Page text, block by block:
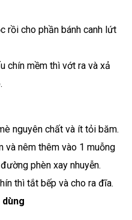
rồi cho phần bánh canh lứt
chín mềm thì vớt ra và xả
nguyên chất và ít tỏi băm.
và nêm thêm vào 1 muỗng
phèn xay nhuyễn.
thì tắt bếp và cho ra đĩa.
dùng